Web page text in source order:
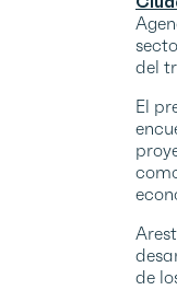
del
El
de